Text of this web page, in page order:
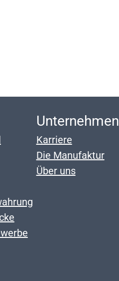
Unternehmen
Karriere
Die Manufaktur
Über uns